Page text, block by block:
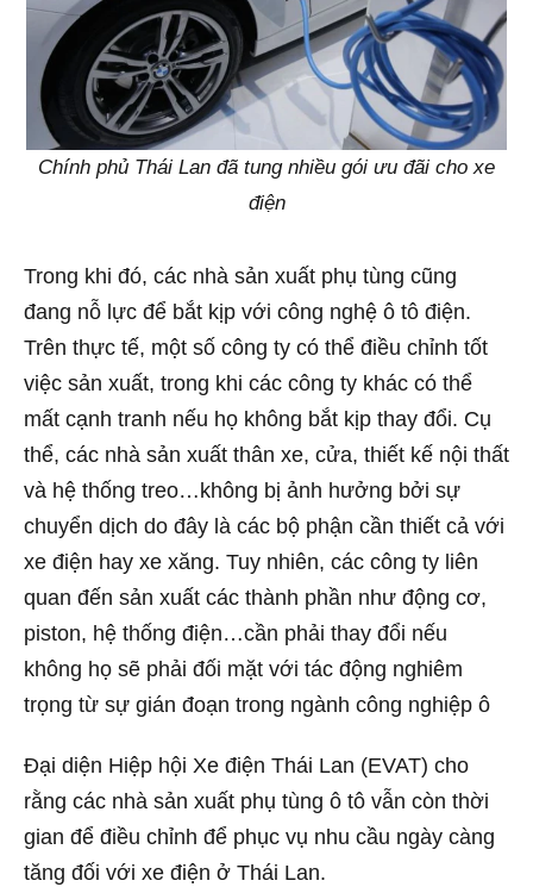
Chính phủ Thái Lan đã tung nhiều gói ưu đãi cho xe
điện
Trong khi đó, các nhà sản xuất phụ tùng cũng
đang nỗ lực để bắt kịp với công nghệ ô tô điện.
Trên thực tế, một số công ty có thể điều chỉnh tốt
việc sản xuất, trong khi các công ty khác có thể
mất cạnh tranh nếu họ không bắt kịp thay đổi. Cụ
thể, các nhà sản xuất thân xe, cửa, thiết kế nội thất
và hệ thống treo…không bị ảnh hưởng bởi sự
chuyển dịch do đây là các bộ phận cần thiết cả với
xe điện hay xe xăng. Tuy nhiên, các công ty liên
quan đến sản xuất các thành phần như động cơ,
piston, hệ thống điện…cần phải thay đổi nếu
không họ sẽ phải đối mặt với tác động nghiêm
trọng từ sự gián đoạn trong ngành công nghiệp ô
Đại diện Hiệp hội Xe điện Thái Lan (EVAT) cho
rằng các nhà sản xuất phụ tùng ô tô vẫn còn thời
gian để điều chỉnh để phục vụ nhu cầu ngày càng
tăng đối với xe điện ở Thái Lan.